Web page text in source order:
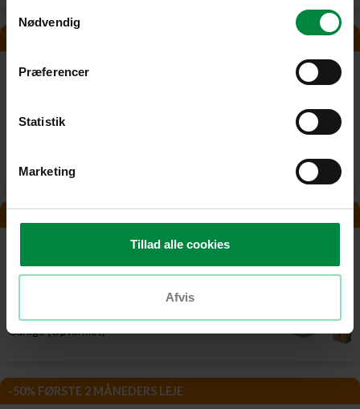
Nødvendig
Præferencer
Statistik
Marketing
Tillad alle cookies
Afvis
24 m²
Garage (Opvarmet)
-50% FØRSTE 2 MÅNEDERS LEJE